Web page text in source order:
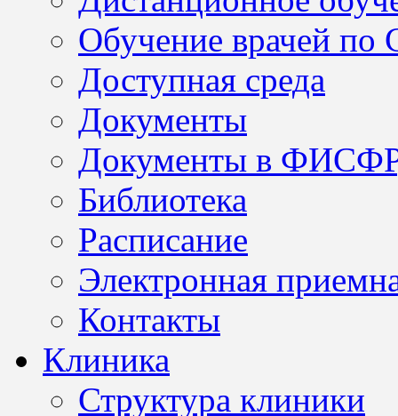
Обучение врачей по
Доступная среда
Документы
Документы в
Библиотека
Расписание
Электронная
Контакты
Клиника
Структура клиники